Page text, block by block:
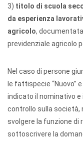
3) titolo di scuola
da esperienza
agricolo,
previdenziale agricolo
Nel caso di persone
le fattispecie “Nuovo”
indicato il nominativo e
controllo sulla società,
svolgere la funzione di
sottoscrivere la